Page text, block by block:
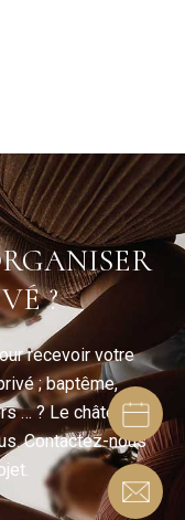
?
recevoir votre
; baptême,
… ? Le château de
Contactez-nous